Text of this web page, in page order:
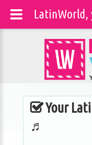
Your
♬
LatinWorld,